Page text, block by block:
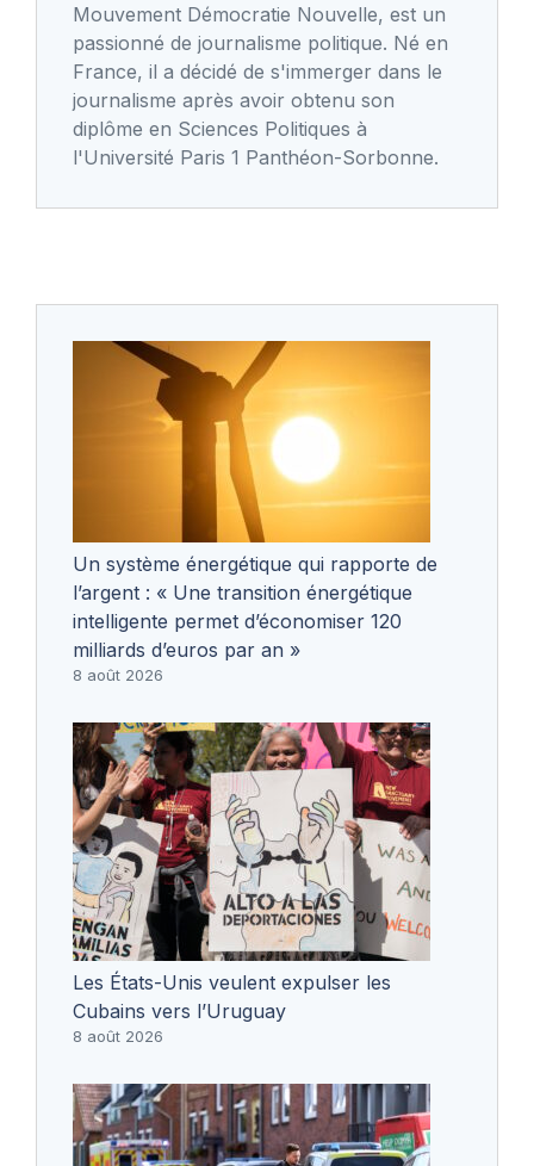
Mouvement Démocratie Nouvelle, est un
passionné de journalisme politique. Né en
France, il a décidé de s'immerger dans le
journalisme après avoir obtenu son
diplôme en Sciences Politiques à
l'Université Paris 1 Panthéon-Sorbonne.
Un système énergétique qui rapporte de
l’argent : « Une transition énergétique
intelligente permet d’économiser 120
milliards d’euros par an »
8 août 2026
Les États-Unis veulent expulser les
Cubains vers l’Uruguay
8 août 2026